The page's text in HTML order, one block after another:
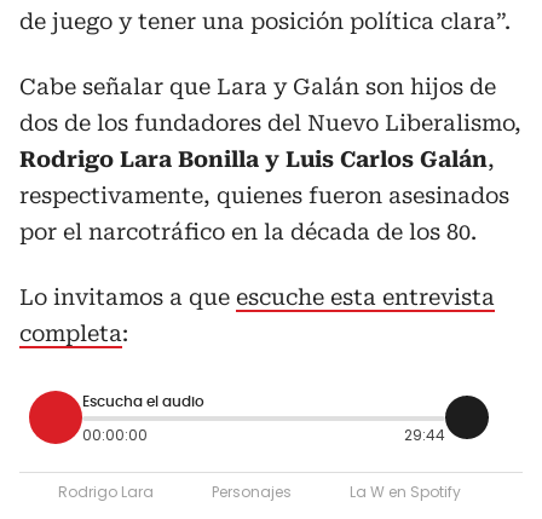
de juego y tener una posición política clara”.
Cabe señalar que Lara y Galán son hijos de
dos de los fundadores del Nuevo Liberalismo,
Rodrigo Lara Bonilla y Luis Carlos Galán,
respectivamente, quienes fueron asesinados
por el narcotráfico en la década de los 80.
Lo invitamos a que escuche esta entrevista
completa:
Escucha el audio
00:00:00 29:44
Rodrigo Lara Personajes
La W en Spotify